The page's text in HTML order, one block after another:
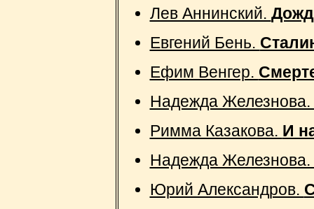
Лев Аннинский.
Евгений Бень.
Ефим Венгер.
Надежда Железнова.
Римма Казакова. И
Надежда Железнова.
Юрий Александров.